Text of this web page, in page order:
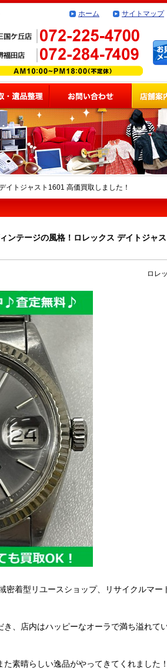
ホーム サイトマップ
イトジャスト1601 高価買取しました！
ンテージの風格！ロレックス デイトジャ
ロレ
密着型リユースショップ、リサイクルマー
、店内はハッピーなオーラで満ち溢れて
素晴らしい逸品がやってきてくれました